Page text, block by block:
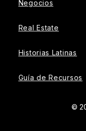
Negocios
Real Estate
Historias Latinas
Guía de Recursos
©